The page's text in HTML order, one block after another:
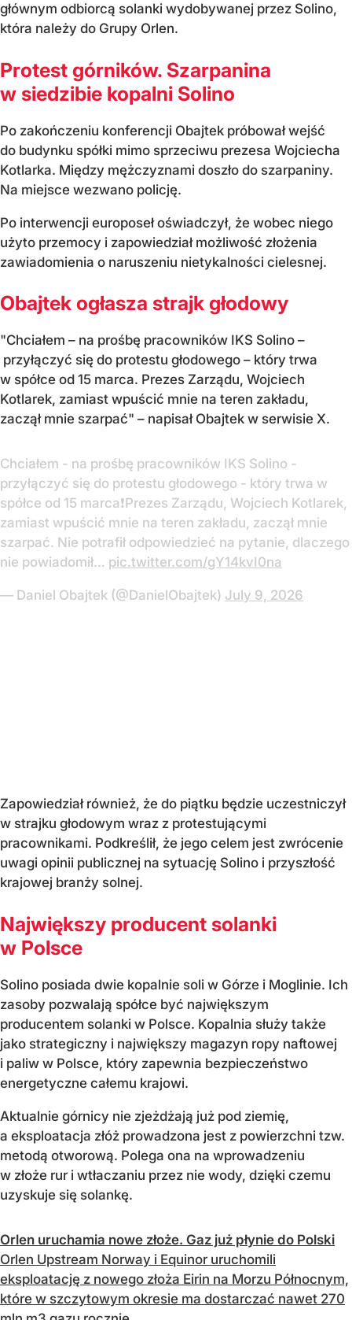
głównym odbiorcą solanki wydobywanej przez Solino,
która należy do Grupy Orlen.
Protest górników. Szarpanina
w siedzibie kopalni Solino
Po zakończeniu konferencji Obajtek próbował wejść
do budynku spółki mimo sprzeciwu prezesa Wojciecha
Kotlarka. Między mężczyznami doszło do szarpaniny.
Na miejsce wezwano policję.
Po interwencji europoseł oświadczył, że wobec niego
użyto przemocy i zapowiedział możliwość złożenia
zawiadomienia o naruszeniu nietykalności cielesnej.
Obajtek ogłasza strajk głodowy
"Chciałem – na prośbę pracowników IKS Solino –
przyłączyć się do protestu głodowego – który trwa
w spółce od 15 marca. Prezes Zarządu, Wojciech
Kotlarek, zamiast wpuścić mnie na teren zakładu,
zaczął mnie szarpać" – napisał Obajtek w serwisie X.
Chciałem - na prośbę pracowników IKS Solino -
przyłączyć się do protestu głodowego - który trwa w
spółce od 15 marca❗️Prezes Zarządu, Wojciech Kotlarek,
zamiast wpuścić mnie na teren zakładu, zaczął mnie
szarpać. Nie potrafił odpowiedzieć na pytanie, dlaczego
nie powiadomił… pic.twitter.com/gY14kvI0na
— Daniel Obajtek (@DanielObajtek) July 9, 2026
Zapowiedział również, że do piątku będzie uczestniczył
w strajku głodowym wraz z protestującymi
pracownikami. Podkreślił, że jego celem jest zwrócenie
uwagi opinii publicznej na sytuację Solino i przyszłość
krajowej branży solnej.
Największy producent solanki
w Polsce
Solino posiada dwie kopalnie soli w Górze i Moglinie. Ich
zasoby pozwalają spółce być największym
producentem solanki w Polsce. Kopalnia służy także
jako strategiczny i największy magazyn ropy naftowej
i paliw w Polsce, który zapewnia bezpieczeństwo
energetyczne całemu krajowi.
Aktualnie górnicy nie zjeżdżają już pod ziemię,
a eksploatacja złóż prowadzona jest z powierzchni tzw.
metodą otworową. Polega ona na wprowadzeniu
w złoże rur i wtłaczaniu przez nie wody, dzięki czemu
uzyskuje się solankę.
Orlen uruchamia nowe złoże. Gaz już płynie do Polski
Orlen Upstream Norway i Equinor uruchomili
eksploatację z nowego złoża Eirin na Morzu Północnym,
które w szczytowym okresie ma dostarczać nawet 270